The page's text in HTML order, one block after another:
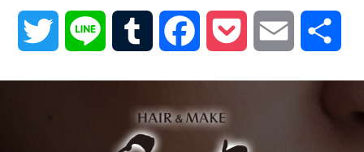
Twitter Line Tumblr FacebookPocket Email